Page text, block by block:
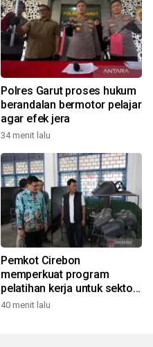
Polres Garut proses hukum
berandalan bermotor pelajar
agar efek jera
34 menit lalu
Pemkot Cirebon
memperkuat program
pelatihan kerja untuk sektor
industri
40 menit lalu